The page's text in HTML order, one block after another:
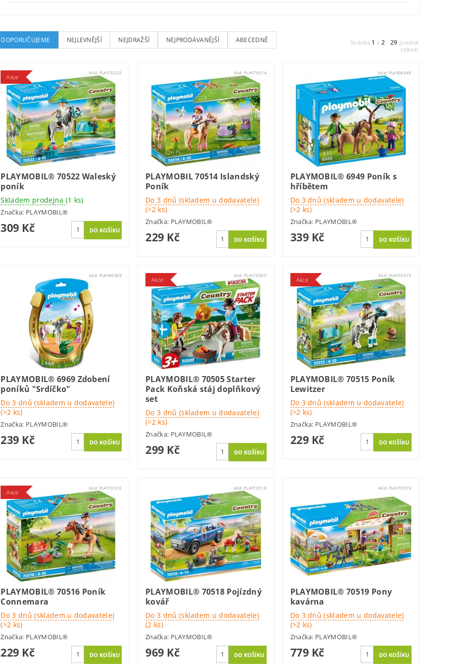
DOPORUČUJEME NEJLEVNĚJŠÍ NEJDRAŽŠÍ NEJPRODÁVANĚJŠÍ ABECEDNĚ Stránka 1 z 2 - 29 položek
celkem
Akce
Kód: PLAY70522
PLAYMOBIL® 70522 Waleský
poník
Skladem prodejna (1 ks)
Značka: PLAYMOBIL®
309 Kč
Kód:PLAY70514
PLAYMOBIL 70514 Islandský
Poník
Do 3 dnů (skladem u dodavatele)
(>2 ks)
Značka: PLAYMOBIL®
229 Kč
Kód: PLAY06949
PLAYMOBIL® 6949 Poník s
hříbětem
Do 3 dnů (skladem u dodavatele)
(>2 ks)
Značka: PLAYMOBIL®
339 Kč
Kód: PLAY06969
PLAYMOBIL® 6969 Zdobení
poníků "Srdíčko"
Do 3 dnů (skladem u dodavatele)
(>2 ks)
Značka: PLAYMOBIL®
239 Kč
Akce
Kód:PLAY70505
PLAYMOBIL® 70505 Starter
Pack Koňská stáj doplňkový
set
Do 3 dnů (skladem u dodavatele)
(>2 ks)
Značka: PLAYMOBIL®
299 Kč
Akce
Kód: PLAY70515
PLAYMOBIL® 70515 Poník
Lewitzer
Do 3 dnů (skladem u dodavatele)
(>2 ks)
Značka: PLAYMOBIL®
229 Kč
Akce
Kód: PLAY70516
PLAYMOBIL® 70516 Poník
Connemara
Do 3 dnů (skladem u dodavatele)
(>2 ks)
Značka: PLAYMOBIL®
229 Kč
Kód:PLAY70518
PLAYMOBIL® 70518 Pojízdný
kovář
Do 3 dnů (skladem u dodavatele)
(2 ks)
Značka: PLAYMOBIL®
969 Kč
Kód: PLAY70519
PLAYMOBIL® 70519 Pony
kavárna
Do 3 dnů (skladem u dodavatele)
(>2 ks)
Značka: PLAYMOBIL®
779 Kč